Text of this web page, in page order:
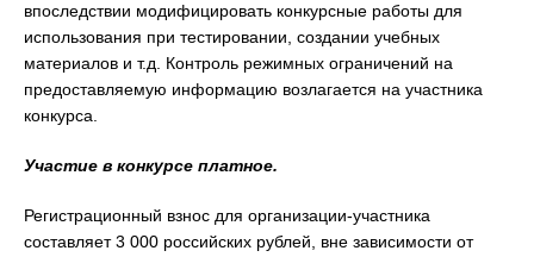
впоследствии модифицировать конкурсные работы для
использования при тестировании, создании учебных
материалов и т.д. Контроль режимных ограничений на
предоставляемую информацию возлагается на участника
конкурса.
Участие в конкурсе платное.
Регистрационный взнос для организации-участника
составляет 3 000 российских рублей, вне зависимости от